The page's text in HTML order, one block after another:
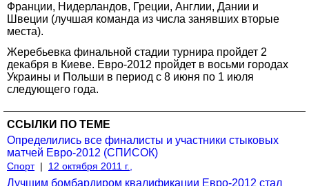
Франции, Нидерландов, Греции, Англии, Дании и
Швеции (лучшая команда из числа занявших вторые
места).
Жеребьевка финальной стадии турнира пройдет 2
декабря в Киеве. Евро-2012 пройдет в восьми городах
Украины и Польши в период с 8 июня по 1 июля
следующего года.
ССЫЛКИ ПО ТЕМЕ
Определились все финалисты и участники стыковых
матчей Евро-2012 (СПИСОК)
Спорт | 12 октября 2011 г.,
Лучшим бомбардиром квалификации Евро-2012 стал